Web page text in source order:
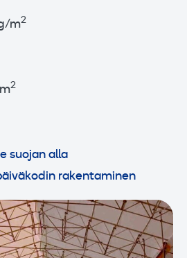
m2
2
suojan alla
rakentaminen